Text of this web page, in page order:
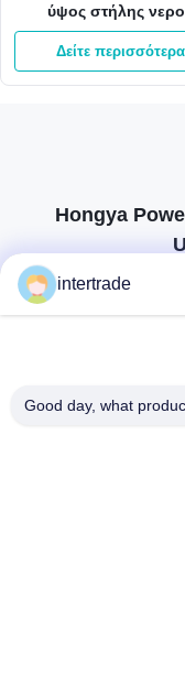
ύψος στήλης
στροβίλων 800kw
Francis 65m
τουρμπίνας του
Δείτε περισσότερα
Hongya
προσαρμοσμένες λύσεις
intertrade
Good day, what